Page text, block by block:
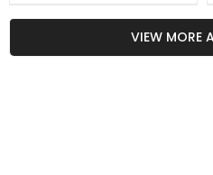
مشترکہ دوست ہے؟
VIEW MORE